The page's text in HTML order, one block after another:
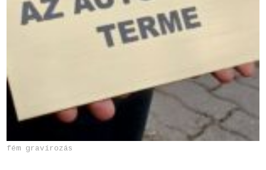
fém gravírozás